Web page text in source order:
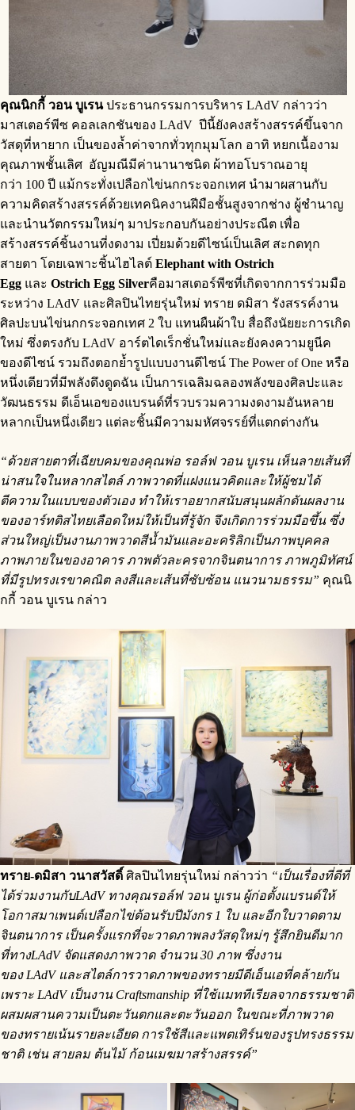
คุณนิกกี้ วอน บูเรนประธานกรรมการบริหาร LAdV กล่าวว่า
มาสเตอร์พีซ คอลเลกชันของ LAdV ปีนี้ยังคงสร้างสรรค์ขึ้นจาก
วัสดุที่หายาก เป็นของล้ำค่าจากทั่วทุกมุมโลก อาทิ หยกเนื้องาม
คุณภาพชั้นเลิศ อัญมณีมีค่านานาชนิด ผ้าทอโบราณอายุ
กว่า 100 ปี แม้กระทั่งเปลือกไข่นกกระจอกเทศ นำมาผสานกับ
ความคิดสร้างสรรค์ด้วยเทคนิคงานฝีมือชั้นสูงจากช่าง ผู้ชำนาญ
และนำนวัตกรรมใหม่ๆ มาประกอบกันอย่างประณีต เพื่อ
สร้างสรรค์ชิ้นงานที่งดงาม เปี่ยมด้วยดีไซน์เป็นเลิศ สะกดทุก
สายตา โดยเฉพาะชิ้นไฮไลต์ Elephant with Ostrich
Egg และ Ostrich Egg Silverคือมาสเตอร์พีซที่เกิดจากการร่วมมือ
ระหว่าง LAdV และศิลปินไทยรุ่นใหม่ ทราย ดมิสา รังสรรค์งาน
ศิลปะบนไข่นกกระจอกเทศ 2 ใบ แทนผืนผ้าใบ สื่อถึงนัยยะการเกิด
ใหม่ ซึ่งตรงกับ LAdV อาร์ตไดเร็กชั่นใหม่และยังคงความยูนีค
ของดีไซน์ รวมถึงตอกย้ำรูปแบบงานดีไซน์ The Power of One หรือ
หนึ่งเดียวที่มีพลังดึงดูดฉัน เป็นการเฉลิมฉลองพลังของศิลปะและ
วัฒนธรรม ดีเอ็นเอของแบรนด์ที่รวบรวมความงดงามอันหลาย
หลากเป็นหนึ่งเดียว แต่ละชิ้นมีความมหัศจรรย์ที่แตกต่างกัน
“ด้วยสายตาที่เฉียบคมของคุณพ่อ รอล์ฟ วอน บูเรน เห็นลายเส้นที่
น่าสนใจในหลากสไตล์ ภาพวาดที่แฝงแนวคิดและให้ผู้ชมได้
ตีความในแบบของตัวเอง ทำให้เราอยากสนับสนุนผลักดันผลงาน
ของอาร์ทติสไทยเลือดใหม่ให้เป็นที่รู้จัก จึงเกิดการร่วมมือขึ้น ซึ่ง
ส่วนใหญ่เป็นงานภาพวาดสีน้ำมันและอะคริลิกเป็นภาพบุคคล
ภาพภายในของอาคาร ภาพตัวละครจากจินตนาการ ภาพภูมิทัศน์
ที่มีรูปทรงเรขาคณิต ลงสีและเส้นที่ซับซ้อน แนวนามธรรม” คุณนิ
กกี้ วอน บูเรน กล่าว
ทราย-ดมิสา วนาสวัสดิ์ ศิลปินไทยรุ่นใหม่ กล่าวว่า “เป็นเรื่องที่ดีที่
ได้ร่วมงานกับLAdV ทางคุณรอล์ฟ วอน บูเรน ผู้ก่อตั้งแบรนด์ให้
โอกาสมาเพนต์เปลือกไข่ต้อนรับปีมังกร 1 ใบ และอีกใบวาดตาม
จินตนาการ เป็นครั้งแรกที่จะวาดภาพลงวัสดุใหม่ๆ รู้สึกยินดีมาก
ที่ทางLAdV จัดแสดงภาพวาด จำนวน 30 ภาพ ซึ่งงาน
ของ LAdV และสไตล์การวาดภาพของทรายมีดีเอ็นเอที่คล้ายกัน
เพราะ LAdV เป็นงาน Craftsmanship ที่ใช้แมททีเรียลจากธรรมชาติ
ผสมผสานความเป็นตะวันตกและตะวันออก ในขณะที่ภาพวาด
ของทรายเน้นรายละเอียด การใช้สีและแพตเทิร์นของรูปทรงธรรม
ชาติ เช่น สายลม ต้นไม้ ก้อนเมฆมาสร้างสรรค์”